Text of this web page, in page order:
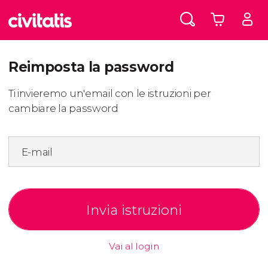
Reimposta la password
Ti invieremo un'email con le istruzioni per
cambiare la password
E-mail
Invia istruzioni
Vai al login